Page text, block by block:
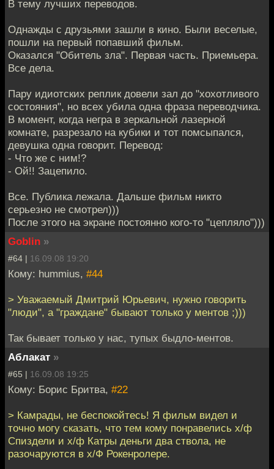
В тему лучших переводов.
Однажды с друзьями зашли в кино. Были веселые,
пошли на первый попавший фильм.
Оказался "Обитель зла". Первая часть. Приемьера.
Все дела.
Пару идиотских реплик довели зал до "хохотливого
состояния", но всех убила одна фраза переводчика.
В момент, когда негра в зеркальной лазерной
комнате, разрезало на кубики и тот помсыпался,
девушка одна говорит. Перевод:
- Что же с ним!?
- Ой!! Зацепило.
Все. Публика лежала. Дальше фильм никто
серьезно не смотрел)))
После этого на экране постоянно кого-то "цепляло")))
Goblin »
#64 | 16.09.08 19:20
Кому: hummius, #44
> Уважаемый Дмитрий Юрьевич, нужно говорить
"люди", а "граждане" бывают только у ментов ;)))
Так бывает только у нас, тупых быдло-ментов.
Аблакат »
#65 | 16.09.08 19:25
Кому: Борис Бритва, #22
> Камрады, не беспокойтесь! Я фильм видел и
точно могу сказать, что тем кому понравелись х/ф
Спиздели и х/ф Катры деньги два ствола, не
разочаруются в х/Ф Рокенролере.